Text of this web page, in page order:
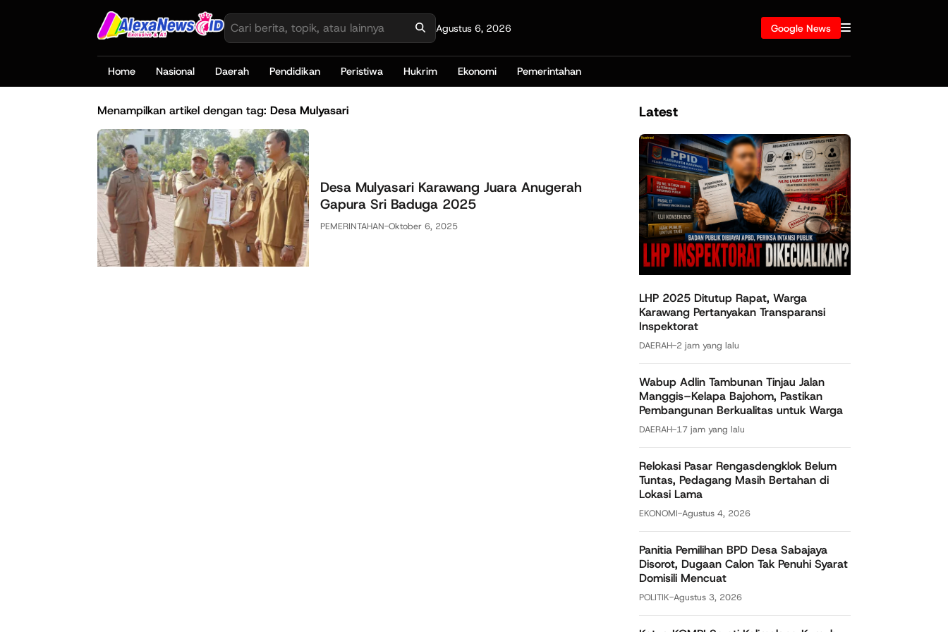
Agustus 6, 2026 Google News
Home Nasional Daerah Pendidikan Peristiwa Hukrim Ekonomi Pemerintahan
Menampilkan artikel dengan tag: Desa Mulyasari
Desa Mulyasari Karawang Juara Anugerah
Gapura Sri Baduga 2025
PEMERINTAHAN-Oktober 6, 2025
Latest
LHP 2025 Ditutup Rapat, Warga
Karawang Pertanyakan Transparansi
Inspektorat
DAERAH-2 jam yang lalu
Wabup Adlin Tambunan Tinjau Jalan
Manggis–Kelapa Bajohom, Pastikan
Pembangunan Berkualitas untuk Warga
DAERAH-17 jam yang lalu
Relokasi Pasar Rengasdengklok Belum
Tuntas, Pedagang Masih Bertahan di
Lokasi Lama
EKONOMI-Agustus 4, 2026
Panitia Pemilihan BPD Desa Sabajaya
Disorot, Dugaan Calon Tak Penuhi Syarat
Domisili Mencuat
POLITIK-Agustus 3, 2026